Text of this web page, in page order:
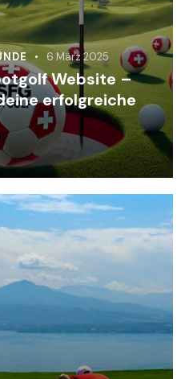
6 März 2025
Website –
erfolgreiche